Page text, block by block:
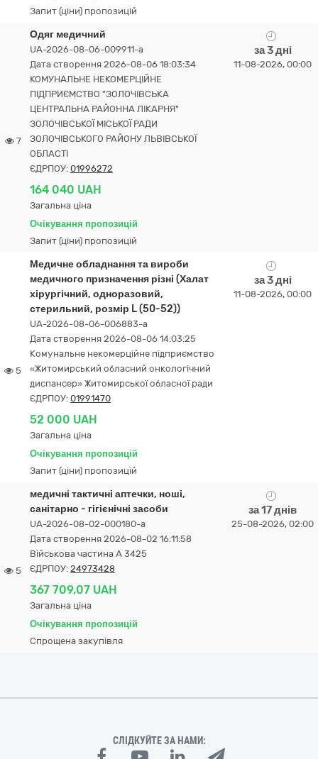
Запит (ціни) пропозицій
7
Одяг медичний
UA-2026-08-06-009911-a
Дата створення 2026-08-06 18:03:34
КОМУНАЛЬНЕ НЕКОМЕРЦІЙНЕ
ПІДПРИЄМСТВО "ЗОЛОЧІВСЬКА
ЦЕНТРАЛЬНА РАЙОННА ЛІКАРНЯ"
ЗОЛОЧІВСЬКОЇ МІСЬКОЇ РАДИ
ЗОЛОЧІВСЬКОГО РАЙОНУ ЛЬВІВСЬКОЇ
ОБЛАСТІ
ЄДРПОУ: 01996272
164 040 UAH
Загальна ціна
Очікування пропозицій
Запит (ціни) пропозицій
за 3 дні
11-08-2026, 00:00
5
Медичне обладнання та вироби
медичного призначення різні (Халат
хірургічний, одноразовий,
стерильний, розмір L (50-52))
UA-2026-08-06-006883-a
Дата створення 2026-08-06 14:03:25
Комунальне некомерційне підприємство
«Житомирський обласний онкологічний
диспансер» Житомирської обласної ради
ЄДРПОУ: 01991470
52 000 UAH
Загальна ціна
Очікування пропозицій
Запит (ціни) пропозицій
за 3 дні
11-08-2026, 00:00
5
медичні тактичні аптечки, ноші,
санітарно - гігієнічні засоби
UA-2026-08-02-000180-a
Дата створення 2026-08-02 16:11:58
Військова частина А 3425
ЄДРПОУ: 24973428
367 709,07 UAH
Загальна ціна
Очікування пропозицій
Спрощена закупівля
за 17 днів
25-08-2026, 02:00
СЛІДКУЙТЕ ЗА НАМИ: